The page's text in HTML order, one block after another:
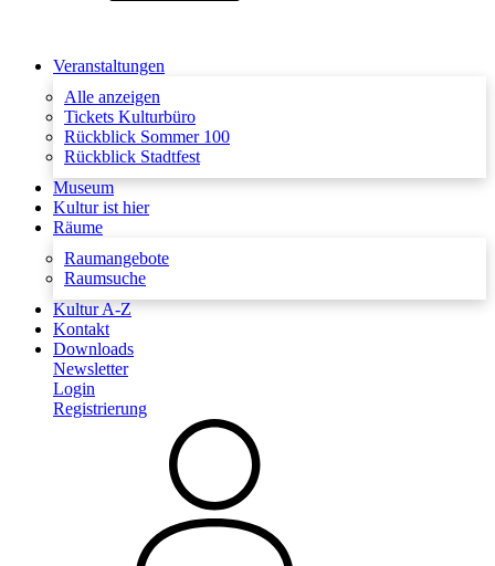
Veranstaltungen
Alle anzeigen
Tickets Kulturbüro
Rückblick Sommer 100
Rückblick Stadtfest
Museum
Kultur ist hier
Räume
Raumangebote
Raumsuche
Kultur A-Z
Kontakt
Downloads
Newsletter
Login
Registrierung